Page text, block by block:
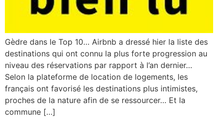
Gèdre dans le Top 10… Airbnb a dressé hier la liste des
destinations qui ont connu la plus forte progression au
niveau des réservations par rapport à l’an dernier…
Selon la plateforme de location de logements, les
français ont favorisé les destinations plus intimistes,
proches de la nature afin de se ressourcer… Et la
commune […]